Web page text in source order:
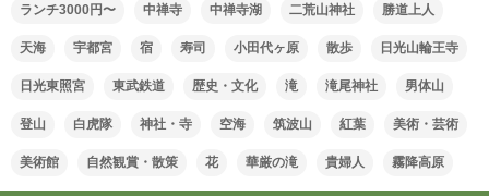
ランチ3000円〜 中禅寺 中禅寺湖 二荒山神社 勝道上人
天海 宇都宮 宿 寿司 小田代ヶ原 散歩 日光山輪王寺
日光東照宮 東武鉄道 歴史・文化 滝 滝尾神社 男体山
登山 白虎隊 神社・寺 空海 筑波山 紅葉 美術・芸術
美術館 自然観賞・散策 花 華厳の滝 貴婦人 霧降高原